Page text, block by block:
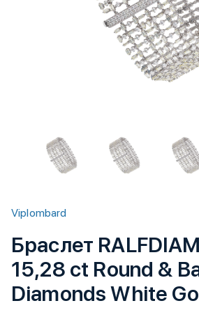
Viplombard
Браслет
15,28 ct Round &
Diamonds White